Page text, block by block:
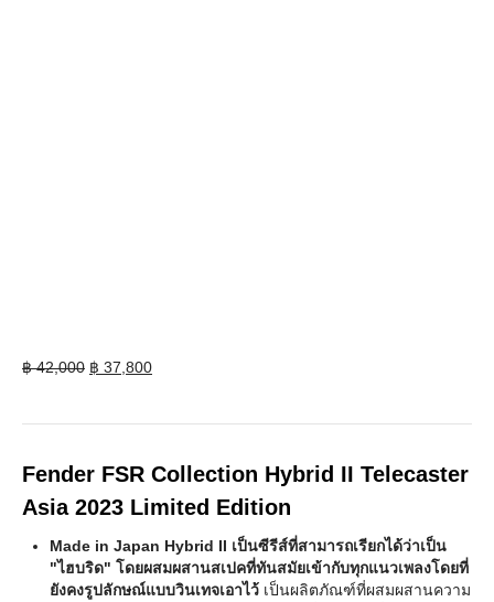
฿42,000 Original
฿ 37,800Current
Fender FSR Collection Hybrid II Telecaster
Asia 2023 Limited Edition
Made in Japan Hybrid II เป็นซีรีส์ที่สามารถเรียกได้ว่าเป็น
"ไฮบริด" โดยผสมผสานสเปคที่ทันสมัยเข้ากับทุกแนวเพลงโดยที่
ยังคงรูปลักษณ์แบบวินเทจเอาไว้ เป็นผลิตภัณฑ์ที่ผสมผสานความ